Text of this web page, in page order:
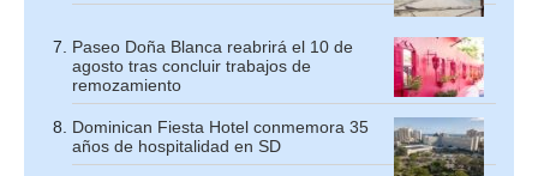
Paseo Doña Blanca reabrirá el 10 de
agosto tras concluir trabajos de
remozamiento
Dominican Fiesta Hotel conmemora 35
años de hospitalidad en SD